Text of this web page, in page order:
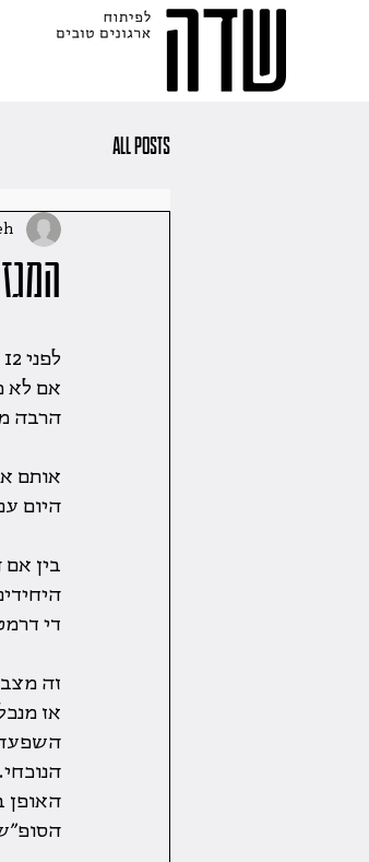
All Posts
לפני 12 שעות נכנסה לתוקף מדיניות חדשה - בגדול: המשק חוזר ובתי הספר לא
אם לא
הרבה
אותם
היום
בין אם
די
זה
אז
השפעה
הנוכחי.
האופן